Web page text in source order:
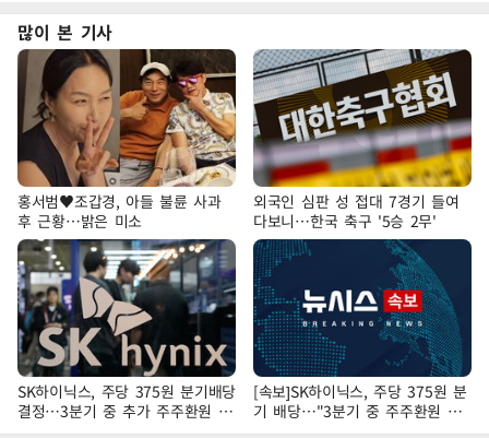
많이 본 기사
홍서범♥조갑경, 아들 불륜 사과
후 근황…밝은 미소
외국인 심판 성 접대 7경기 들여
다보니…한국 축구 '5승 2무'
SK하이닉스, 주당 375원 분기배당
결정…3분기 중 추가 주주환원 발
표
[속보]SK하이닉스, 주당 375원 분
기 배당…"3분기 중 주주환원 방
안 확정"